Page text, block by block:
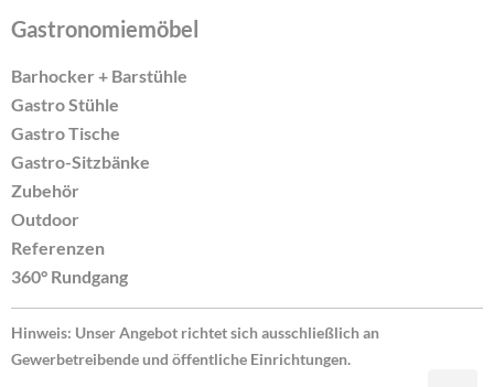
Gastronomiemöbel
Barhocker + Barstühle
Gastro Stühle
Gastro Tische
Gastro-Sitzbänke
Zubehör
Outdoor
Referenzen
360° Rundgang
Hinweis: Unser Angebot richtet sich ausschließlich an
Gewerbetreibende und öffentliche Einrichtungen.